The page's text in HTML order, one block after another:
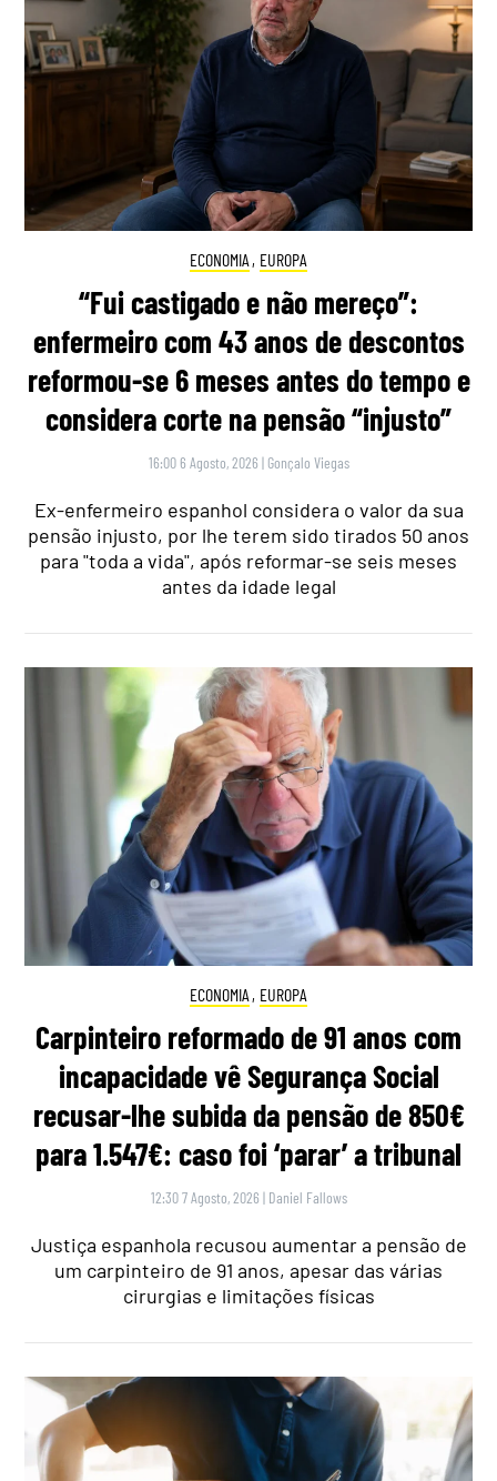
ECONOMIA , EUROPA
“Fui castigado e não mereço”:
enfermeiro com 43 anos de descontos
reformou-se 6 meses antes do tempo e
considera corte na pensão “injusto”
16:00 6 Agosto, 2026 | Gonçalo Viegas
Ex-enfermeiro espanhol considera o valor da sua
pensão injusto, por lhe terem sido tirados 50 anos
para "toda a vida", após reformar-se seis meses
antes da idade legal
ECONOMIA , EUROPA
Carpinteiro reformado de 91 anos com
incapacidade vê Segurança Social
recusar-lhe subida da pensão de 850€
para 1.547€: caso foi ‘parar’ a tribunal
12:30 7 Agosto, 2026 | Daniel Fallows
Justiça espanhola recusou aumentar a pensão de
um carpinteiro de 91 anos, apesar das várias
cirurgias e limitações físicas